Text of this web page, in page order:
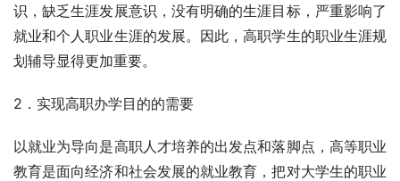
识，缺乏生涯发展意识，没有明确的生涯目标，严重影响了
就业和个人职业生涯的发展。因此，高职学生的职业生涯规
划辅导显得更加重要。
2．实现高职办学目的的需要
以就业为导向是高职人才培养的出发点和落脚点，高等职业
教育是面向经济和社会发展的就业教育，把对大学生的职业